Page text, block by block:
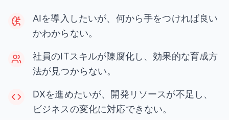
AIを導入したいが、何から手をつければ良い
かわからない。
社員のITスキルが陳腐化し、効果的な育成方
法が見つからない。
DXを進めたいが、開発リソースが不足し、
ビジネスの変化に対応できない。